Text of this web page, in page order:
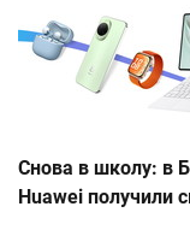
Снова в школу: в
Huawei получили